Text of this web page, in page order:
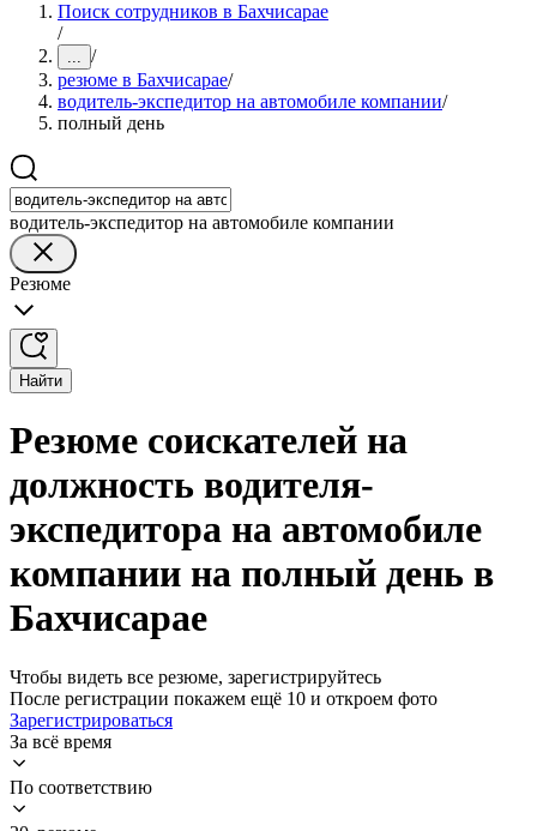
Поиск сотрудников в Бахчисарае
/
... /
резюме в Бахчисарае/
водитель-экспедитор на автомобиле компании/
полный день
водитель-экспедитор на автомобиле компании
Резюме
Найти
Резюме соискателей на
должность водителя-
экспедитора на автомобиле
компании на полный день в
Бахчисарае
Чтобы видеть все резюме, зарегистрируйтесь
После регистрации покажем ещё 10 и откроем фото
Зарегистрироваться
За всё время
По соответствию